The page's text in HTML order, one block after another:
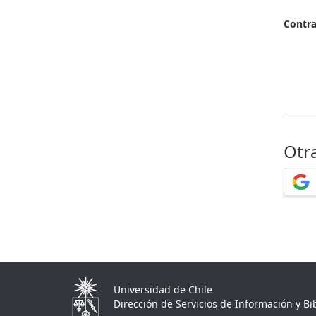
Universidad de Chile
Dirección de Servicios de Información y